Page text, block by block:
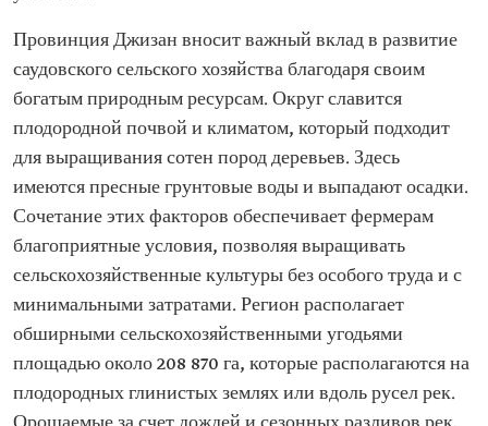
Провинция Джизан вносит важный вклад в развитие
саудовского сельского хозяйства благодаря своим
богатым природным ресурсам. Округ славится
плодородной почвой и климатом, который подходит
для выращивания сотен пород деревьев. Здесь
имеются пресные грунтовые воды и выпадают осадки.
Сочетание этих факторов обеспечивает фермерам
благоприятные условия, позволяя выращивать
сельскохозяйственные культуры без особого труда и с
минимальными затратами. Регион располагает
обширными сельскохозяйственными угодьями
площадью около 208 870 га, которые располагаются на
плодородных глинистых землях или вдоль русел рек.